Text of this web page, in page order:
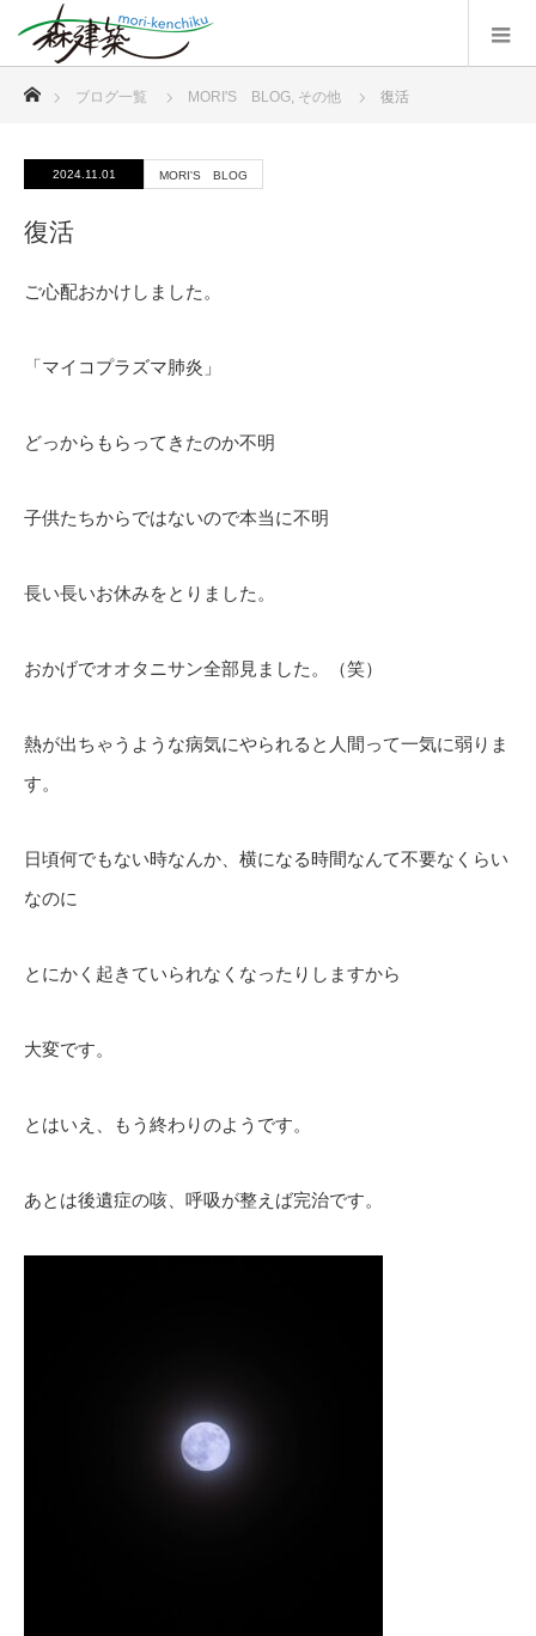
ブログ一覧 MORI'S BLOG, その他 復活
2024.11.01 MORI'S BLOG
復活
ご心配おかけしました。
「マイコプラズマ肺炎」
どっからもらってきたのか不明
子供たちからではないので本当に不明
長い長いお休みをとりました。
おかげでオオタニサン全部見ました。（笑）
熱が出ちゃうような病気にやられると人間って一気に弱りま
す。
日頃何でもない時なんか、横になる時間なんて不要なくらい
なのに
とにかく起きていられなくなったりしますから
大変です。
とはいえ、もう終わりのようです。
あとは後遺症の咳、呼吸が整えば完治です。